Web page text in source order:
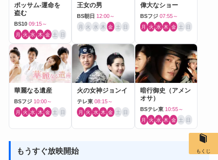
ポッサム-運命を
盗む
BS10 09:15～
月 火 水 木 金 土 日
王女の男
BS朝日 12:00～
月 火 水 木 金 土 日
偉大なショー
BSフジ 07:55～
月 火 水 木 金 土 日
華麗なる遺産
BSフジ 10:00～
月 火 水 木 金 土 日
火の女神ジョンイ
テレ東 08:15～
月 火 水 木 金 土 日
暗行御史（アメン
オサ）
BSテレ東 10:55～
月 火 水 木 金 土 日
もうすぐ放映開始 もくじ